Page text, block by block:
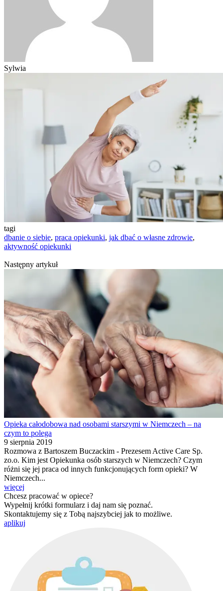
Sylwia
tagi
dbanie o siebie, praca opiekunki, jak dbać o własne zdrowie,
aktywność opiekunki
Następny artykuł
Opieka całodobowa nad osobami starszymi w Niemczech – na
czym to polega
9 sierpnia 2019
Rozmowa z Bartoszem Buczackim - Prezesem Active Care Sp.
zo.o. Kim jest Opiekunka osób starszych w Niemczech? Czym
różni się jej praca od innych funkcjonujących form opieki? W
Niemczech...
więcej
Chcesz pracować w opiece?
Wypełnij krótki formularz i daj nam się poznać.
Skontaktujemy się z Tobą najszybciej jak to możliwe.
aplikuj